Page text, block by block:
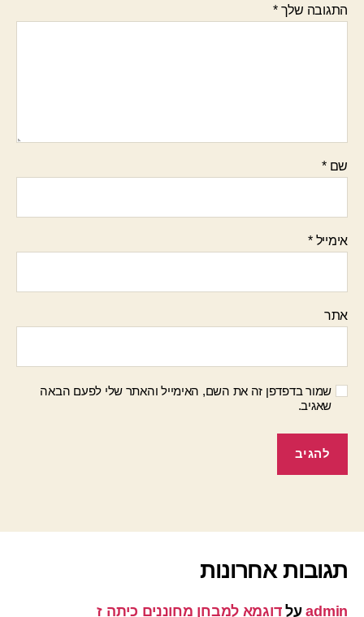
התגובה שלך*
שם*
אימייל*
אתר
שמור בדפדפן זה את השם, האימייל והאתר שלי לפעם הבאה
שאגיב.
תגובות אחרונות
adminעלדוגמא למבחן מחוננים כיתה ז